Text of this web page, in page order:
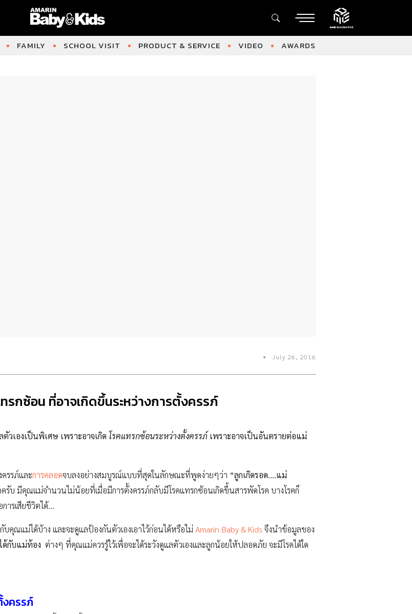
FAMILY SCHOOL VISIT PRODUCT & SERVICE VIDEO AWARDS
July 26, 2016
ทรกซ้อน ที่อาจเกิดขึ้นระหว่างการตั้งครรภ์
วเองเป็นพิเศษ เพราะอาจเกิด โรคแทรกซ้อนระหว่างตั้งครรภ์ เพราะอาจเป็นอันตรายต่อแม่
รรภ์และการคลอดจบลงอย่างสมบูรณ์แบบที่สุดในลักษณะที่พูดง่ายๆว่า “ลูกเกิดรอด….แม่
รับ มีคุณแม่จำนวนไม่น้อยที่เมื่อมีการตั้งครรภ์กลับมีโรคแทรกซ้อนเกิดขึ้นสารพัดโรค บางโรคก็
ารเสียชีวิตได้…
กับคุณแม่ได้บ้าง และจะดูแลป้องกันตัวเองเอาไว้ก่อนได้หรือไม่ Amarin Baby & Kids จึงนำข้อมูลของ
ด้กับแม่ท้อง ต่างๆ ที่คุณแม่ควรรู้ไว้เพื่อจะได้ระวังดูแลตัวเองและลูกน้อยให้ปลอดภัย จะมีโรคได้ใด
งครรภ์